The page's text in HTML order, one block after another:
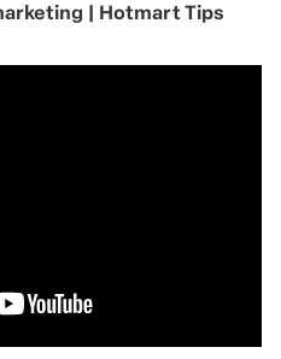
| Hotmart Tips